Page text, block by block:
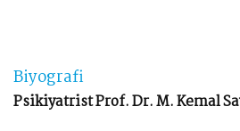
Biyografi
Psikiyatrist Prof. Dr. M. Kemal